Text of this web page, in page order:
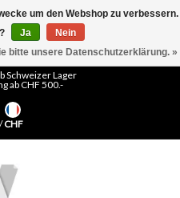
Mein Konto / Kundenkonto anlegen
Schweizer Lager
ab CHF 500.-
/CHF
um den Webshop zu verbessern.
Ja
Nein
bitte unsere Datenschutzerklärung. »